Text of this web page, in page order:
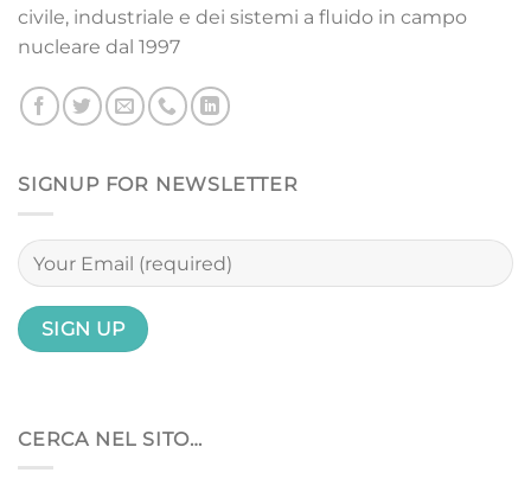
civile, industriale e dei sistemi a fluido in campo
nucleare dal 1997
SIGNUP FOR NEWSLETTER
CERCA NEL SITO…